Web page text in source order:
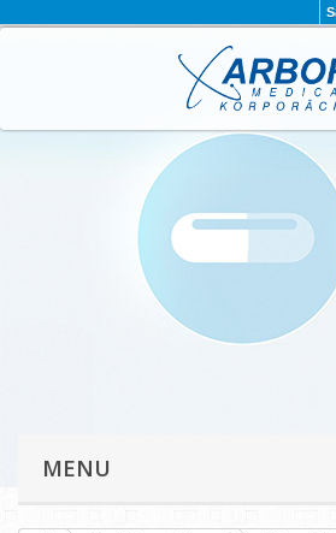
PAR MUMS PROJEKTI
PRIVĀTUMA POLITIKA
MENU